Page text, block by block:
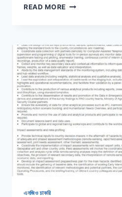
READ MORE ব্র্যাক
২০২৩,
আবেদন
শেষ
১২-১০-২৩
খ্রিঃ
এনজিও চাকরি